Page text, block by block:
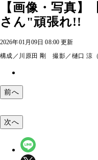
【画像・写真
さん"頑張れ!!
2026年01月09日 08:00 更新
構成／川原田 剛 撮影／樋口 涼
前へ
次へ